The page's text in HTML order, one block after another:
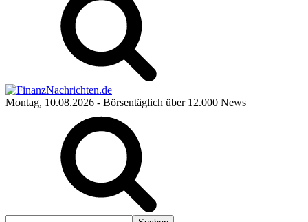
Montag, 10.08.2026 - Börsentäglich über 12.000 News